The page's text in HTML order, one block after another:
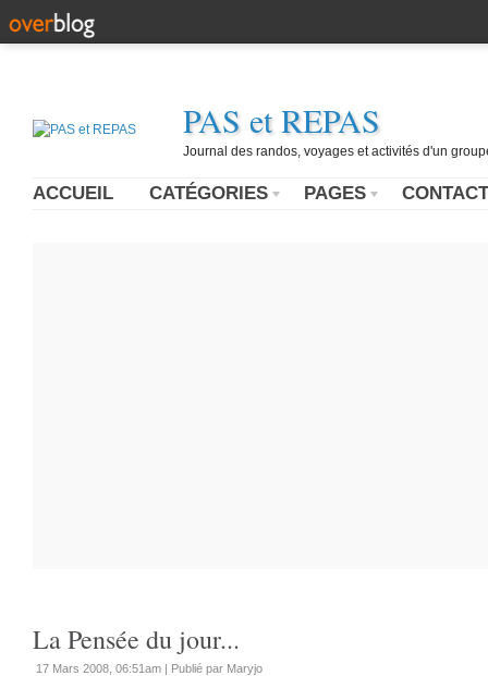
PAS et REPAS
Journal des randos, voyages et activités d'un
ACCUEIL CATÉGORIES PAGES CONTACT
La Pensée du jour...
17 Mars 2008, 06:51am | Publié par Maryjo